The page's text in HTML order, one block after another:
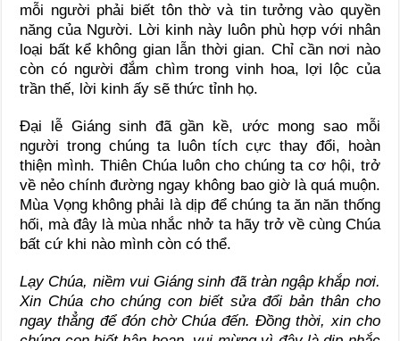
mỗi người phải biết tôn thờ và tin tưởng vào quyền
năng của Người. Lời kinh này luôn phù hợp với nhân
loại bất kể không gian lẫn thời gian. Chỉ cần nơi nào
còn có người đắm chìm trong vinh hoa, lợi lộc của
trần thế, lời kinh ấy sẽ thức tỉnh họ.
Đại lễ Giáng sinh đã gần kề, ước mong sao mỗi
người trong chúng ta luôn tích cực thay đổi, hoàn
thiện mình. Thiên Chúa luôn cho chúng ta cơ hội, trở
về nẻo chính đường ngay không bao giờ là quá muộn.
Mùa Vọng không phải là dịp để chúng ta ăn năn thống
hối, mà đây là mùa nhắc nhở ta hãy trở về cùng Chúa
bất cứ khi nào mình còn có thể.
Lạy Chúa, niềm vui Giáng sinh đã tràn ngập khắp nơi.
Xin Chúa cho chúng con biết sửa đổi bản thân cho
ngay thẳng để đón chờ Chúa đến. Đồng thời, xin cho